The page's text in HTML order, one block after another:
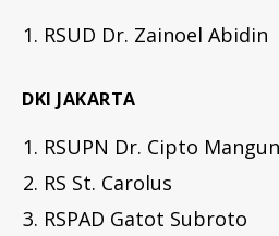
RSUD Dr. Zainoel Abidin
DKI JAKARTA
RSUPN Dr. Cipto
RS St. Carolus
RSPAD Gatot Subroto